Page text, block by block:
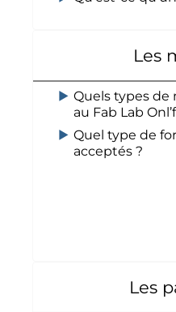
Les
Quels types
au Fab Lab
Quel type de
acceptés ?
Les